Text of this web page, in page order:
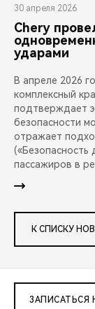
30 апреля 2026
Chery
ударами
В апреле 2026
комплексный
подтверждает
безопасности
отражает
(«Безопасность
пассажиров в
К СПИСКУ
ЗАПИСАТЬСЯ